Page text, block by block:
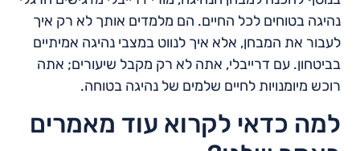
נהיגה בטוחים לכל החיים. הם מלמדים אותך לא רק איך
לעבור את המבחן, אלא איך לנווט במצבי נהיגה אמיתיים
בביטחון. עם דרייבלי, אתה לא רק מקבל שיעורים; אתה
רוכש מיומנויות לחיים שלמים של נהיגה בטוחה.
למה כדאי לקרוא עוד מאמרים